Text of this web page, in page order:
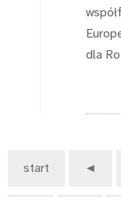
dla
start ◄